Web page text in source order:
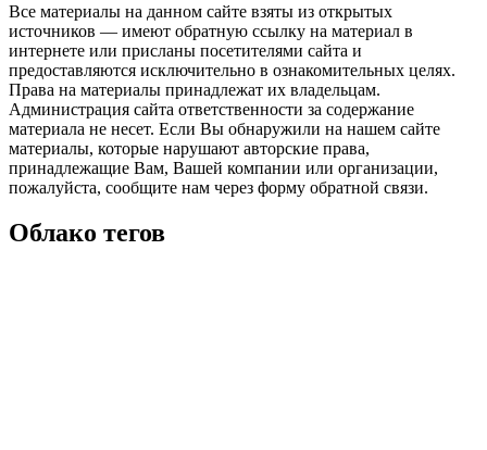
Все материалы на данном сайте взяты из открытых
источников — имеют обратную ссылку на материал в
интернете или присланы посетителями сайта и
предоставляются исключительно в ознакомительных целях.
Права на материалы принадлежат их владельцам.
Администрация сайта ответственности за содержание
материала не несет. Если Вы обнаружили на нашем сайте
материалы, которые нарушают авторские права,
принадлежащие Вам, Вашей компании или организации,
пожалуйста, сообщите нам через форму обратной связи.
Облако тегов